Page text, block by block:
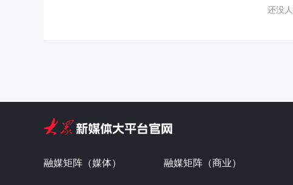
还没
融媒矩阵（媒体） 融媒矩阵（商业）